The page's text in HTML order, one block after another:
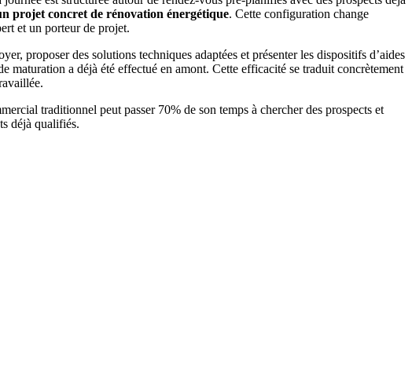
projet concret de rénovation énergétique. Cette configuration change
et un porteur de projet.
proposer des solutions techniques adaptées et présenter les dispositifs d’aides
a déjà été effectué en amont. Cette efficacité se traduit concrètement
traditionnel peut passer 70% de son temps à chercher des prospects et
déjà qualifiés.